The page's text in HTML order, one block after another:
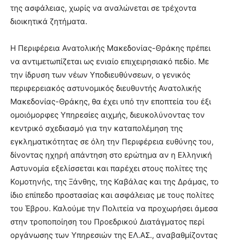
της ασφάλειας, χωρίς να αναλώνεται σε τρέχοντα
διοικητικά ζητήματα.
Η Περιφέρεια Ανατολικής Μακεδονίας-Θράκης πρέπει
να αντιμετωπίζεται ως ενιαίο επιχειρησιακό πεδίο. Με
την ίδρυση των νέων Υποδιευθύνσεων, ο γενικός
περιφερειακός αστυνομικός διευθυντής Ανατολικής
Μακεδονίας-Θράκης, θα έχει υπό την εποπτεία του έξι
ομοιόμορφες Υπηρεσίες αιχμής, διευκολύνοντας τον
κεντρικό σχεδιασμό για την καταπολέμηση της
εγκληματικότητας σε όλη την Περιφέρεια ευθύνης του,
δίνοντας ηχηρή απάντηση στο ερώτημα αν η Ελληνική
Αστυνομία εξελίσσεται και παρέχει στους πολίτες της
Κομοτηνής, της Ξάνθης, της Καβάλας και της Δράμας, το
ίδιο επίπεδο προστασίας και ασφάλειας με τους πολίτες
του Έβρου. Καλούμε την Πολιτεία να προχωρήσει άμεσα
στην τροποποίηση του Προεδρικού Διατάγματος περί
οργάνωσης των Υπηρεσιών της ΕΛ.ΑΣ., αναβαθμίζοντας